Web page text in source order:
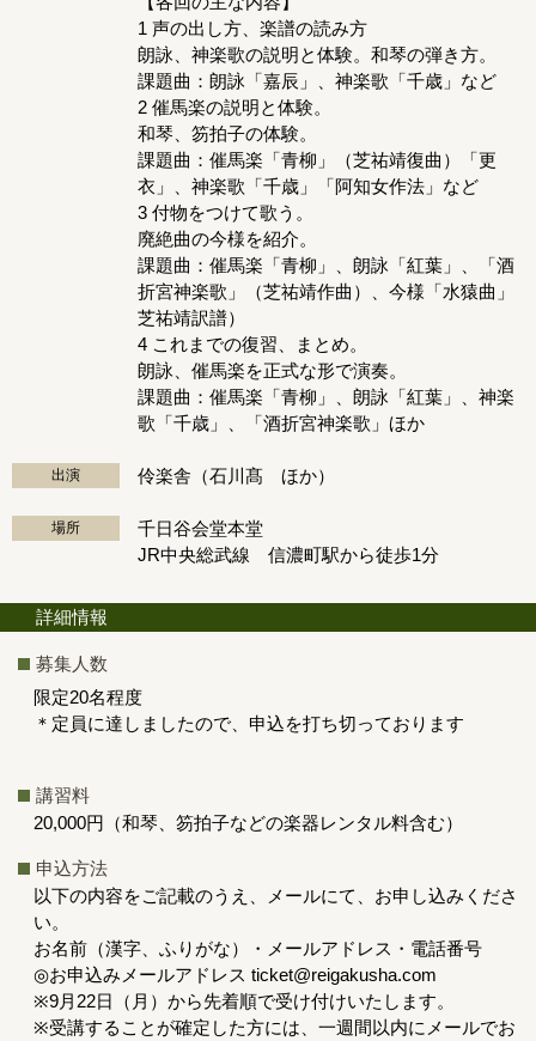
1 声の出し方、楽譜の読み方
朗詠、神楽歌の説明と体験。和琴の弾き方。
課題曲：朗詠「嘉辰」、神楽歌「千歳」など
2 催馬楽の説明と体験。
和琴、笏拍子の体験。
課題曲：催馬楽「青柳」（芝祐靖復曲）「更
衣」、神楽歌「千歳」「阿知女作法」など
3 付物をつけて歌う。
廃絶曲の今様を紹介。
課題曲：催馬楽「青柳」、朗詠「紅葉」、「酒
折宮神楽歌」（芝祐靖作曲）、今様「水猿曲」
芝祐靖訳譜）
4 これまでの復習、まとめ。
朗詠、催馬楽を正式な形で演奏。
課題曲：催馬楽「青柳」、朗詠「紅葉」、神楽
歌「千歳」、「酒折宮神楽歌」ほか
出演 伶楽舎（石川髙 ほか）
場所
千日谷会堂本堂
JR中央総武線 信濃町駅から徒歩1分
詳細情報
募集人数
限定20名程度
＊定員に達しましたので、申込を打ち切っております
講習料
20,000円（和琴、笏拍子などの楽器レンタル料含む）
申込方法
以下の内容をご記載のうえ、メールにて、お申し込みくださ
い。
お名前（漢字、ふりがな）・メールアドレス・電話番号
◎お申込みメールアドレス ticket@reigakusha.com
※9月22日（月）から先着順で受け付けいたします。
※受講することが確定した方には、一週間以内にメールでお